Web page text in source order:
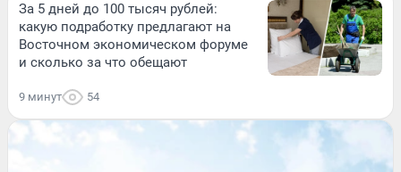
За 5 дней до 100 тысяч рублей:
какую подработку предлагают на
Восточном экономическом форуме
и сколько за что обещают
9 минут 54